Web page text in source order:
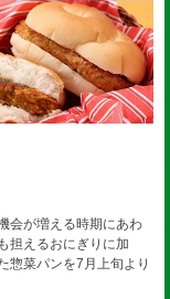
会が増える時期にあわ
担えるおにぎりに加
惣菜パンを7月上旬より